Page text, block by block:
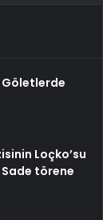
Göletlerde
Loçko’su
Sade törene